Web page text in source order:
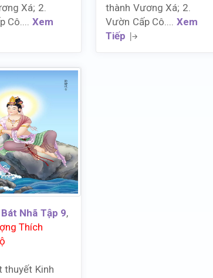
Xá; 2.
Cô.... Xem
thành Vương Xá; 2.
Vườn Cấp Cô.... Xem
Tiếp
Nhã Tập 9,
Thích
thuyết Kinh